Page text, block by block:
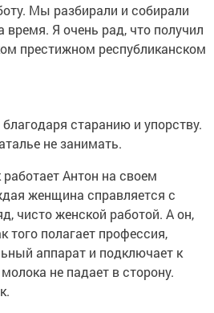
Мы разбирали и собирали
Я очень рад, что получил
престижном республиканском
старанию и упорству.
не занимать.
Антон на своем
женщина справляется с
чисто женской работой. А он,
того полагает профессия,
аппарат и подключает к
не падает в сторону.